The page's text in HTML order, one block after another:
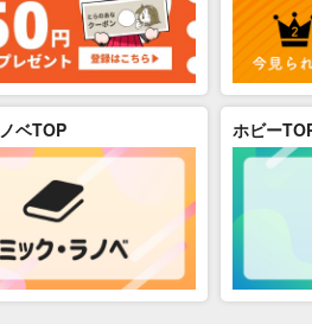
ベTOP ホビー